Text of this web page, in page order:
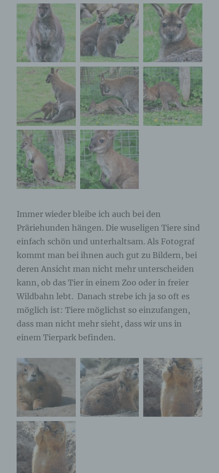
Immer wieder bleibe ich auch bei den
Präriehunden hängen. Die wuseligen Tiere sind
einfach schön und unterhaltsam. Als Fotograf
kommt man bei ihnen auch gut zu Bildern, bei
deren Ansicht man nicht mehr unterscheiden
kann, ob das Tier in einem Zoo oder in freier
Wildbahn lebt. Danach strebe ich ja so oft es
möglich ist: Tiere möglichst so einzufangen,
dass man nicht mehr sieht, dass wir uns in
einem Tierpark befinden.